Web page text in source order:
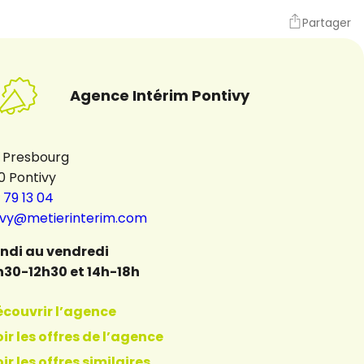
Partager
Agence Intérim Pontivy
Presbourg
Pontivy
13 04
au vendredi
12h30 et 14h-18h
l’agence
les offres de l’agence